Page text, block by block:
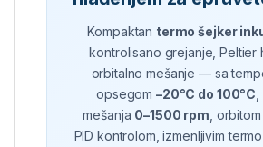
Kompaktan termo šejker
kontrolisano grejanje, Peltier
orbitalno mešanje — sa
opsegom–20°C do 100°C
mešanja 0–1500 rpm ,
PID kontrolom, izmenljivim